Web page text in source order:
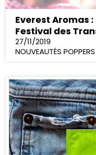
Everest Aromas
Festival des
27/11/2019
NOUVEAUTÉS